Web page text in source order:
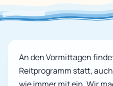
An den Vormittagen
Reitprogramm statt,